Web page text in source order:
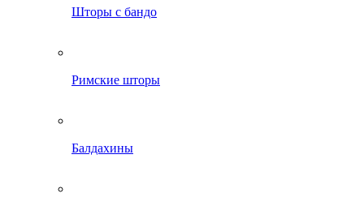
Шторы с бандо
Римские шторы
Балдахины